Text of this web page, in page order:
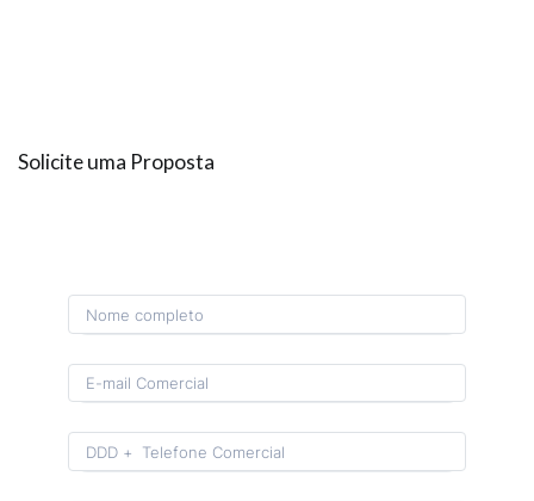
Solicite uma Proposta
Format: (00) 0 0000-0000.